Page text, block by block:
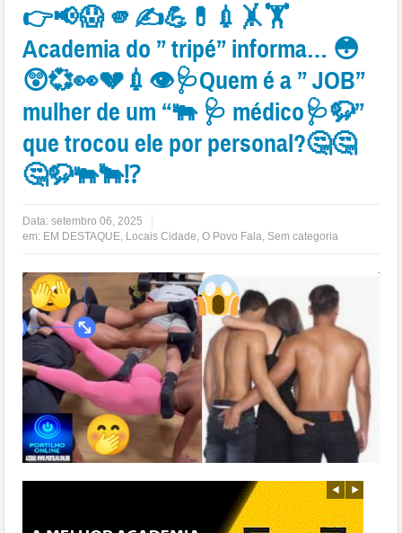
👉📢😱 🫵✍💪💊💉🤸🏋
Academia do ” tripé” informa… 😳
😲💞👀💔💉👁🩺Quem é a ” JOB”
mulher de um “🐃 🩺 médico🩺🦬”
que trocou ele por personal?🤔🤔
🤔🦬🐃🐂⁉
Data:setembro 06, 2025
em: EM DESTAQUE, Locais Cidade,O Povo Fala, Sem categoria